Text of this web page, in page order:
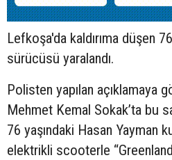
Lefkoşa'da kaldırıma düşen
sürücüsü yaralandı.
Polisten yapılan açıklamaya
Mehmet Kemal Sokak’ta bu
76 yaşındaki Hasan Yayman
elektrikli scooterle